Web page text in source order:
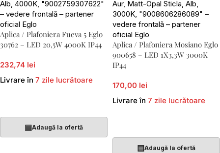
Aplica / Plafoniera Fueva 5 Eglo
30762 – LED 20,5W 4000K IP44
232,74 lei
Livrare în 7 zile lucrătoare
▤Adaugă la ofertă
Aplica / Plafoniera Mosiano Eglo
900658 – LED 1X3,3W 3000K
IP44
170,00 lei
Livrare în 7 zile lucrătoare
▤Adaugă la ofertă